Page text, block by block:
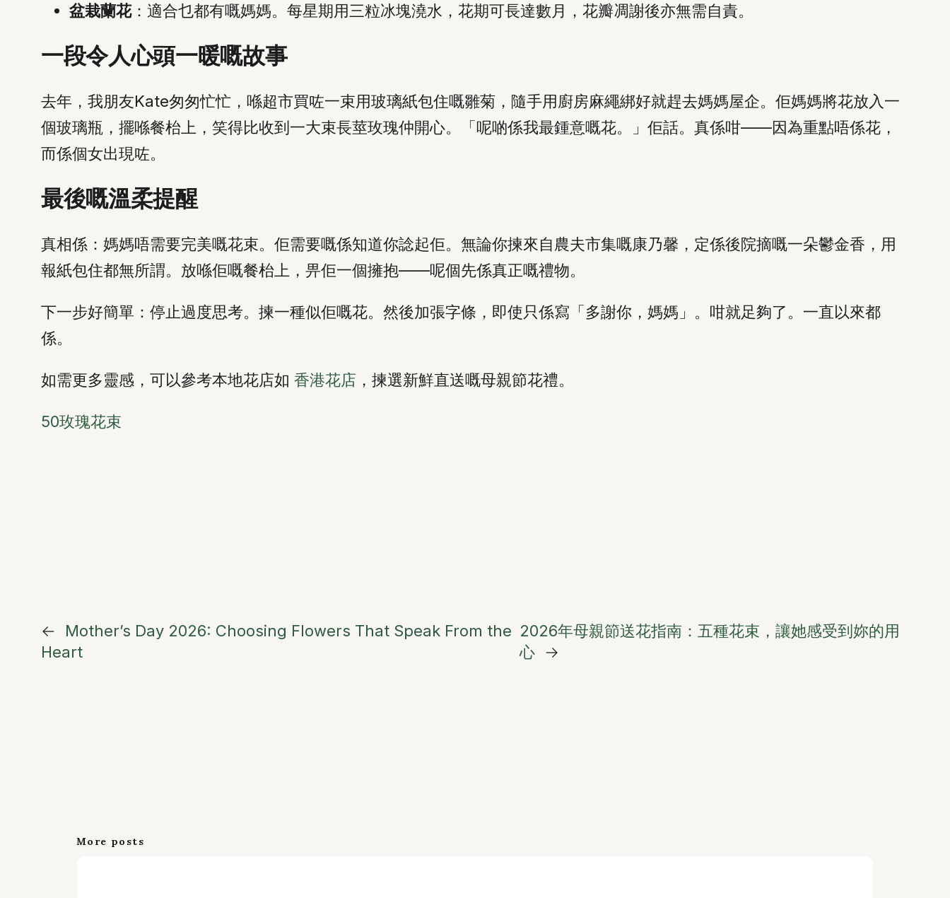
盆栽蘭花：適合乜都有嘅媽媽。每星期用三粒冰塊澆水，花期可長達數月，花瓣凋謝後亦無需自責。
一段令人心頭一暖嘅故事
去年，我朋友Kate匆匆忙忙，喺超市買咗一束用玻璃紙包住嘅雛菊，隨手用廚房麻繩綁好就趕去媽媽屋企。佢媽媽將花放入一
個玻璃瓶，擺喺餐枱上，笑得比收到一大束長莖玫瑰仲開心。「呢啲係我最鍾意嘅花。」佢話。真係咁——因為重點唔係花，
而係個女出現咗。
最後嘅溫柔提醒
真相係：媽媽唔需要完美嘅花束。佢需要嘅係知道你諗起佢。無論你揀來自農夫市集嘅康乃馨，定係後院摘嘅一朵鬱金香，用
報紙包住都無所謂。放喺佢嘅餐枱上，畀佢一個擁抱——呢個先係真正嘅禮物。
下一步好簡單：停止過度思考。揀一種似佢嘅花。然後加張字條，即使只係寫「多謝你，媽媽」。咁就足夠了。一直以來都
係。
如需更多靈感，可以參考本地花店如 香港花店 ，揀選新鮮直送嘅母親節花禮。
50玫瑰花束
←
Mother’s Day 2026: Choosing Flowers That Speak From the
Heart
2026年母親節送花指南：五種花束，讓她感受到妳的用
心 →
More posts